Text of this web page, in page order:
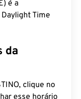
é a
Time
da
clique no
esse horário